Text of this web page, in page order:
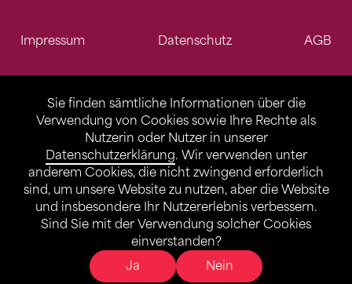
Sie finden sämtliche Informationen über die
Verwendung von Cookies sowie Ihre Rechte als
Nutzerin oder Nutzer in unserer
Datenschutzerklärung. Wir verwenden unter
anderem Cookies, die nicht zwingend erforderlich
sind, um unsere Website zu nutzen, aber die Website
und insbesondere Ihr Nutzererlebnis verbessern.
Sind Sie mit der Verwendung solcher Cookies
einverstanden?
Ja
Nein
Impressum Datenschutz AGB